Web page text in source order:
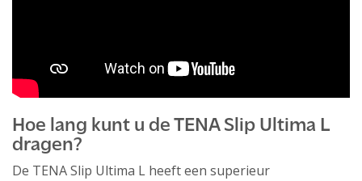
Hoe lang kunt u de TENA Slip Ultima L
dragen?
De TENA Slip Ultima L heeft een superieur